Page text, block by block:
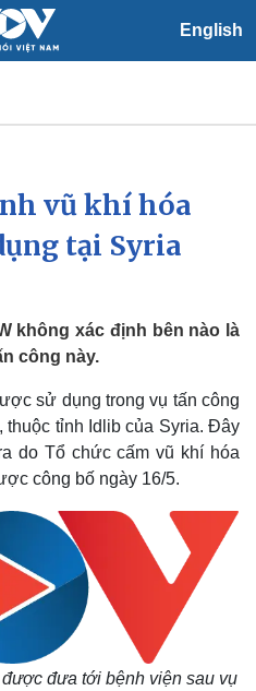
English
Xã hội
Tin 24h
Dự báo thời tiết
Việc làm
Biển đảo
vũ khí hóa
tại Syria
không xác định bên nào là
công này.
sử dụng trong vụ tấn công
thuộc tỉnh Idlib của Syria. Đây
do Tổ chức cấm vũ khí hóa
công bố ngày 16/5.
đưa tới bệnh viện sau vụ